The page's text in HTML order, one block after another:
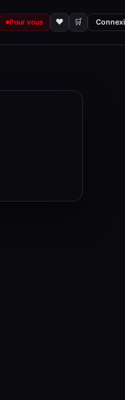
Pour vous ♥ 🛒